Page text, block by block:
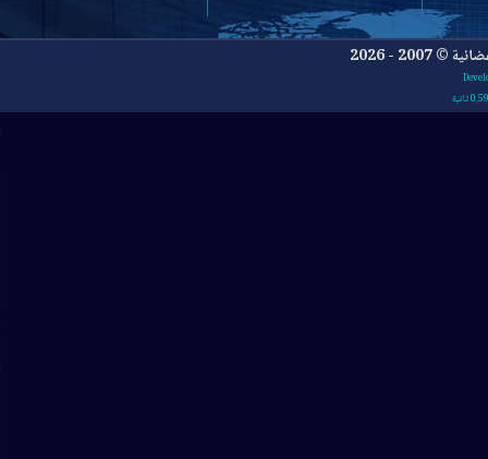
2026